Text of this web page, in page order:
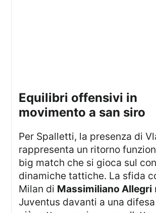
equilibri offensivi in
movimento a san siro
Per Spalletti, la presenza di Vlahovic
rappresenta un ritorno
big match che si gioca sul
dinamiche tattiche. La sfida
Milan di Massimiliano Allegri
Juventus davanti a una